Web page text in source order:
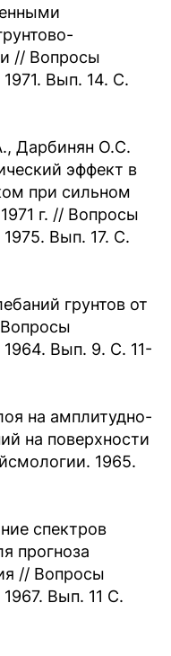
// Вопросы
Вып. 14. С.
Дарбинян О.С.
эффект в
при сильном
г. // Вопросы
Вып. 17. С.
грунтов от
Вып. 9. С. 11-
на амплитудно-
на поверхности
1965.
спектров
прогноза
// Вопросы
Вып. 11 С.